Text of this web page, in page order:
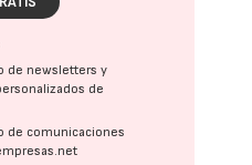
de newsletters y
de
de comunicaciones